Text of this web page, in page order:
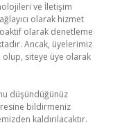
ve İletişim
olarak hizmet
olarak denetleme
Ancak, üyelerimiz
olup, siteye üye olarak
düşündüğünüz
bildirmeniz
kaldırılacaktır.